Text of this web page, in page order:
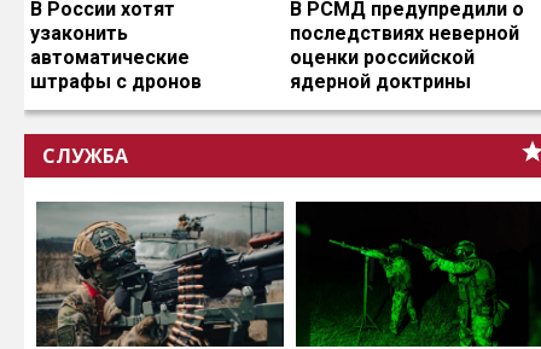
В России хотят
узаконить
автоматические
штрафы с дронов
В РСМД предупредили о
последствиях неверной
оценки российской
ядерной доктрины
СЛУЖБА